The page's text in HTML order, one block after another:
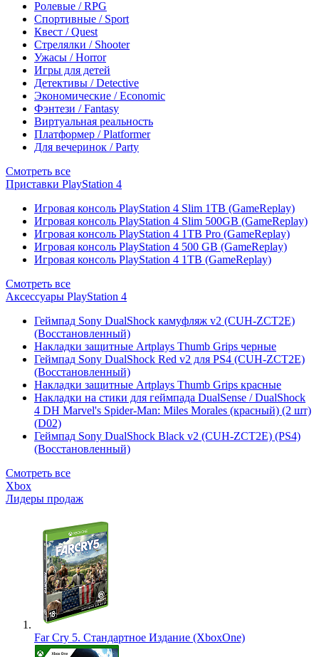
Ролевые / RPG
Спортивные / Sport
Квест / Quest
Стрелялки / Shooter
Ужасы / Horror
Игры для детей
Детективы / Detective
Экономические / Economic
Фэнтези / Fantasy
Виртуальная реальность
Платформер / Platformer
Для вечеринок / Party
Смотреть все
Приставки PlayStation 4
Игровая консоль PlayStation 4 Slim 1TB (GameReplay)
Игровая консоль PlayStation 4 Slim 500GB (GameReplay)
Игровая консоль PlayStation 4 1TB Pro (GameReplay)
Игровая консоль PlayStation 4 500 GB (GameReplay)
Игровая консоль PlayStation 4 1TB (GameReplay)
Смотреть все
Аксессуары PlayStation 4
Геймпад Sony DualShock камуфляж v2 (CUH-ZCT2E)
(Восстановленный)
Накладки защитные Artplays Thumb Grips черные
Геймпад Sony DualShock Red v2 для PS4 (CUH-ZCT2E)
(Восстановленный)
Накладки защитные Artplays Thumb Grips красные
Накладки на стики для геймпада DualSense / DualShock
4 DH Marvel's Spider-Man: Miles Morales (красный) (2 шт)
(D02)
Геймпад Sony DualShock Black v2 (CUH-ZCT2E) (PS4)
(Восстановленный)
Смотреть все
Xbox
Лидеры продаж
Far Cry 5. Стандартное Издание (XboxOne)